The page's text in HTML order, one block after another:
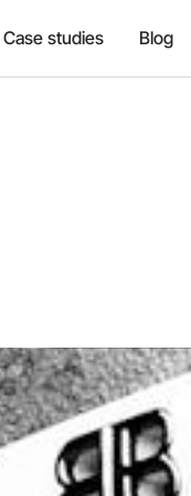
Case studies Blog